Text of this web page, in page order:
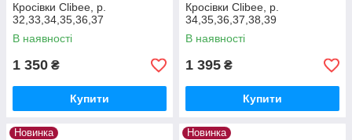
Кросівки Clibee, р.
32,33,34,35,36,37
В наявності
1 350 ₴
Купити
Кросівки Clibee, р.
34,35,36,37,38,39
В наявності
1 395 ₴
Купити
Новинка Новинка